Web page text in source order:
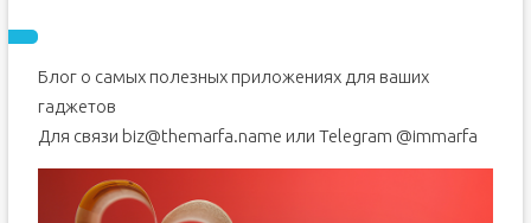
Android
English Grammar Test
Dictionary.com
Vocabulary
Блог о самых полезных приложениях для ваших
гаджетов
Для связи biz@themarfa.name или Telegram @immarfa